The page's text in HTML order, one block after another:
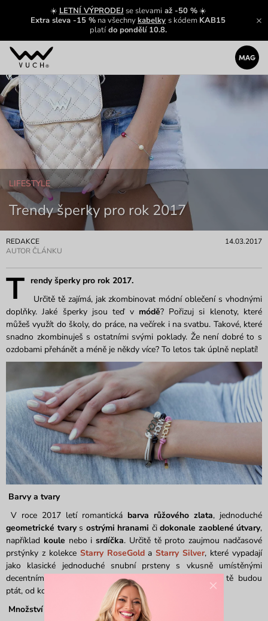
☀️ LETNÍ VÝPRODEJ se slevamiaž -50 %☀️
Extra sleva -15 % na všechnykabelky s kódem KAB15
platído pondělí 10.8.
LIFESTYLE
Trendy šperky pro rok 2017
14.03.2017
REDAKCE
AUTOR ČLÁNKU
T rendy šperky pro rok 2017.
Určitě tě zajímá, jak zkombinovat módní oblečení s vhodnými
doplňky. Jaké šperky jsou teď v módě? Pořizuj si klenoty, které
můžeš využít do školy, do práce, na večírek i na svatbu. Takové, které
snadno zkombinuješ s ostatními svými poklady. Že není dobré to s
ozdobami přehánět a méně je někdy více? To letos tak úplně neplatí!
Barvy a tvary
V roce 2017 letí romantická barva růžového zlata, jednoduché
geometrické tvarys ostrými hranami či dokonale zaoblené útvary,
například koule nebo isrdíčka. Určitě tě proto zaujmou nadčasové
prstýnky z kolekce Starry RoseGoldaStarry Silver, které vypadají
jako klasické jednoduché snubní prsteny s vkusně umístěnými
decentními krystaly představující hvězdy. Kamarádky se tě budou
ptát, od koho jsi prsten dostala.
Množství a viditelnost
×